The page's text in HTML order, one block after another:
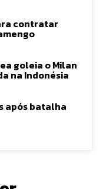
contratar
goleia o Milan
na Indonésia
após batalha